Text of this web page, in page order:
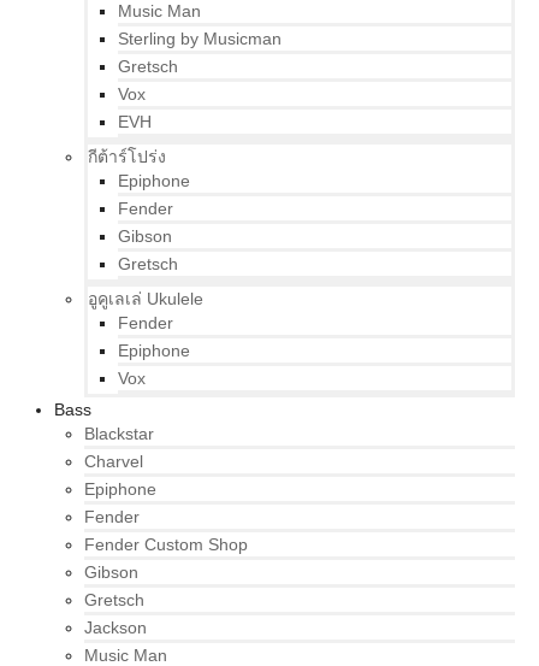
Music Man
Sterling by Musicman
Gretsch
Vox
EVH
กีต้าร์โปร่ง
Epiphone
Fender
Gibson
Gretsch
อูคูเลเล่ Ukulele
Fender
Epiphone
Vox
Bass
Blackstar
Charvel
Epiphone
Fender
Fender Custom Shop
Gibson
Gretsch
Jackson
Music Man